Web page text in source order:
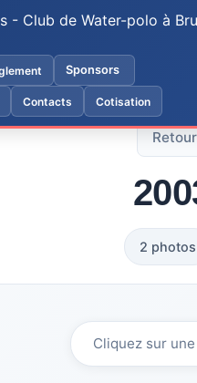
Sponsors
Contacts Cotisation
2 photos
Cliquez sur